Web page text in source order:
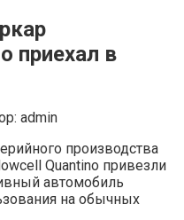
приехал в
admin
производства
Quantino привезли
автомобиль
на обычных